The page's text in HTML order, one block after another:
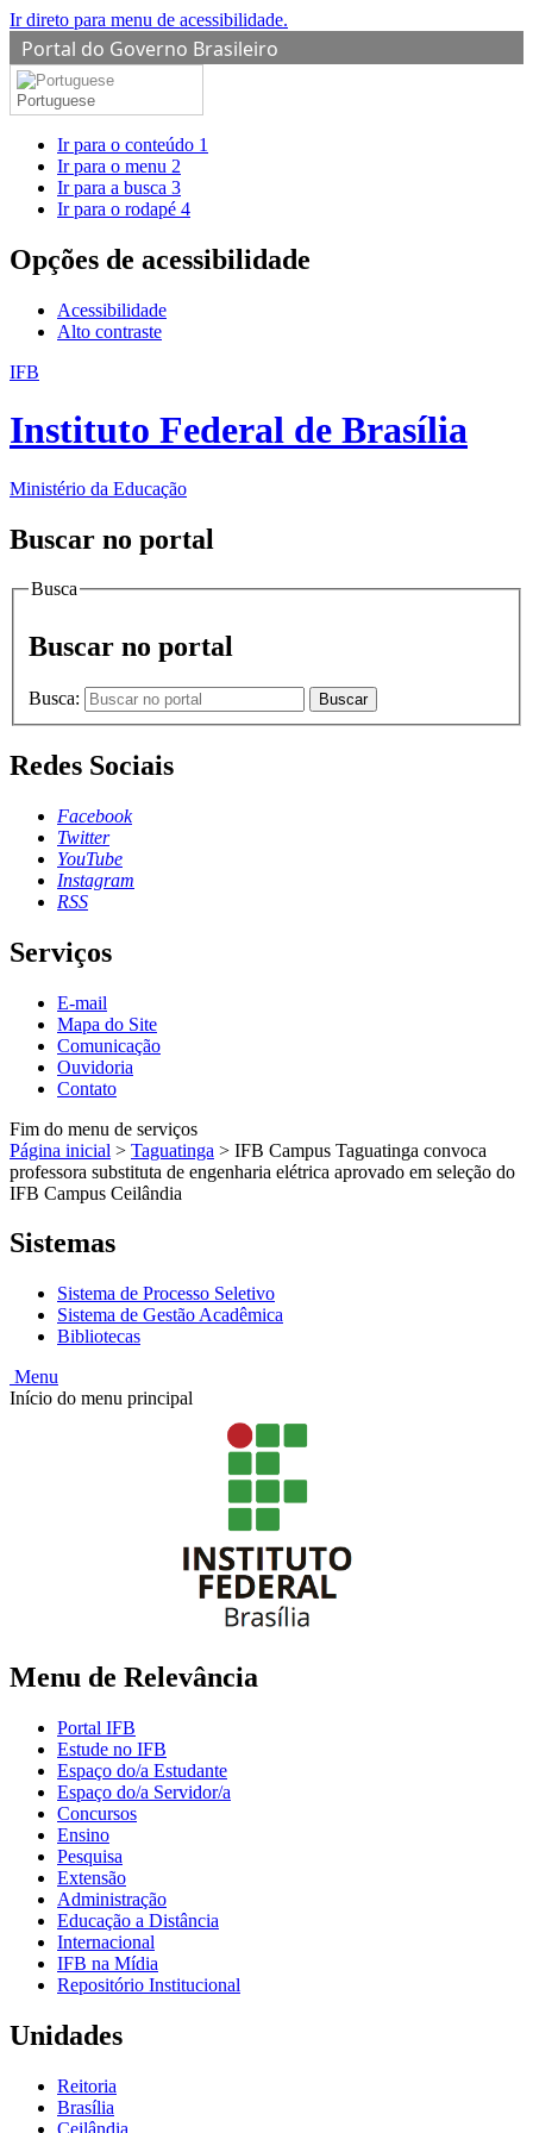
Ir direto para menu de acessibilidade.
Portal do Governo Brasileiro
Portuguese
Ir para o conteúdo 1
Ir para o menu 2
Ir para a busca 3
Ir para o rodapé 4
Opções de acessibilidade
Acessibilidade
Alto contraste
IFB
Instituto Federal de Brasília
Ministério da Educação
Buscar no portal
Busca
Buscar no portal
Busca: Buscar
Redes Sociais
Facebook
Twitter
YouTube
Instagram
RSS
Serviços
E-mail
Mapa do Site
Comunicação
Ouvidoria
Contato
Fim do menu de serviços
Página inicial > Taguatinga > IFB Campus Taguatinga convoca
professora substituta de engenharia elétrica aprovado em seleção do
IFB Campus Ceilândia
Sistemas
Sistema de Processo Seletivo
Sistema de Gestão Acadêmica
Bibliotecas
Menu
Início do menu principal
Menu de Relevância
Portal IFB
Estude no IFB
Espaço do/a Estudante
Espaço do/a Servidor/a
Concursos
Ensino
Pesquisa
Extensão
Administração
Educação a Distância
Internacional
IFB na Mídia
Repositório Institucional
Unidades
Reitoria
Brasília
Ceilândia